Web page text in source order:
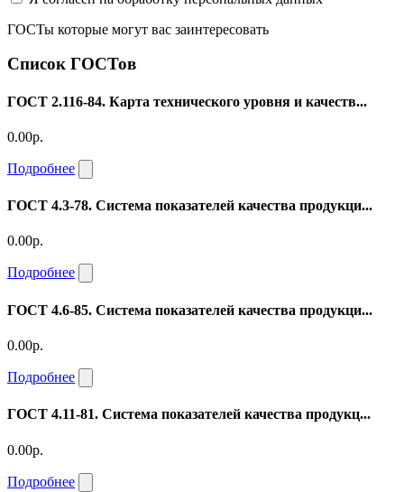
ГОСТы которые могут вас заинтересовать
Список ГОСТов
ГОСТ 2.116-84. Карта технического уровня и качеств...
0.00р.
Подробнее
ГОСТ 4.3-78. Система показателей качества продукци...
0.00р.
Подробнее
ГОСТ 4.6-85. Система показателей качества продукци...
0.00р.
Подробнее
ГОСТ 4.11-81. Система показателей качества продукц...
0.00р.
Подробнее